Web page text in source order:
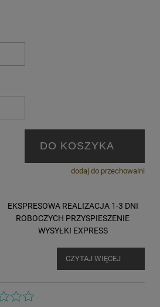
DO KOSZYKA
dodaj do przechowalni
EKSPRESOWA REALIZACJA 1-3 DNI
ROBOCZYCH PRZYSPIESZENIE
WYSYŁKI EXPRESS
CZYTAJ WIĘCEJ